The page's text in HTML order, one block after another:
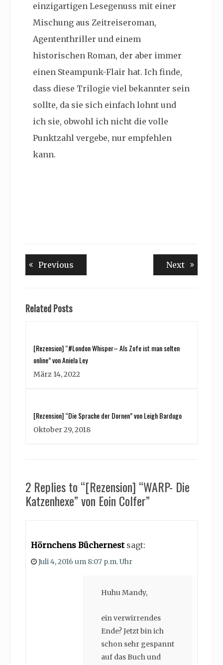
einzigartigen Lesegenuss mit einer
Mischung aus Zeitreiseroman,
Agententhriller und einem
historischen Roman, der aber immer
einen Steampunk-Flair hat. Ich finde,
dass diese Trilogie viel bekannter sein
sollte, da sie sich einfach lohnt und
ich sie, obwohl ich nicht die volle
Punktzahl vergebe, nur empfehlen
kann.
Beitragsnavigation
Previous NextNext
Related Posts
[Rezension] “#London Whisper– Als Zofe ist man selten
online” von Aniela Ley
März 14, 2022
[Rezension] “Die Sprache der Dornen” von Leigh Bardugo
Oktober 29, 2018
2 Replies to “[Rezension] “WARP- Die
Katzenhexe” von Eoin Colfer”
Hörnchens Büchernest sagt:
Juli 4, 2016 um 8:07 p.m. Uhr
Huhu Mandy,
ein verwirrendes
Ende? Jetzt bin ich
schon sehr gespannt
auf das Buch und